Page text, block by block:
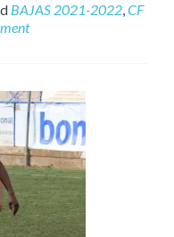
BAJAS 2021-2022,CF